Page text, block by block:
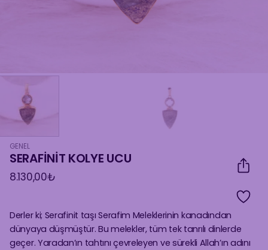
GENEL
SERAFİNİT KOLYE UCU
8.130,00₺
Derler ki; Serafinit taşı Serafim Meleklerinin kanadından
dünyaya düşmüştür. Bu melekler, tüm tek tanrılı dinlerde
geçer. Yaradan’ın tahtını çevreleyen ve sürekli Allah’ın adını